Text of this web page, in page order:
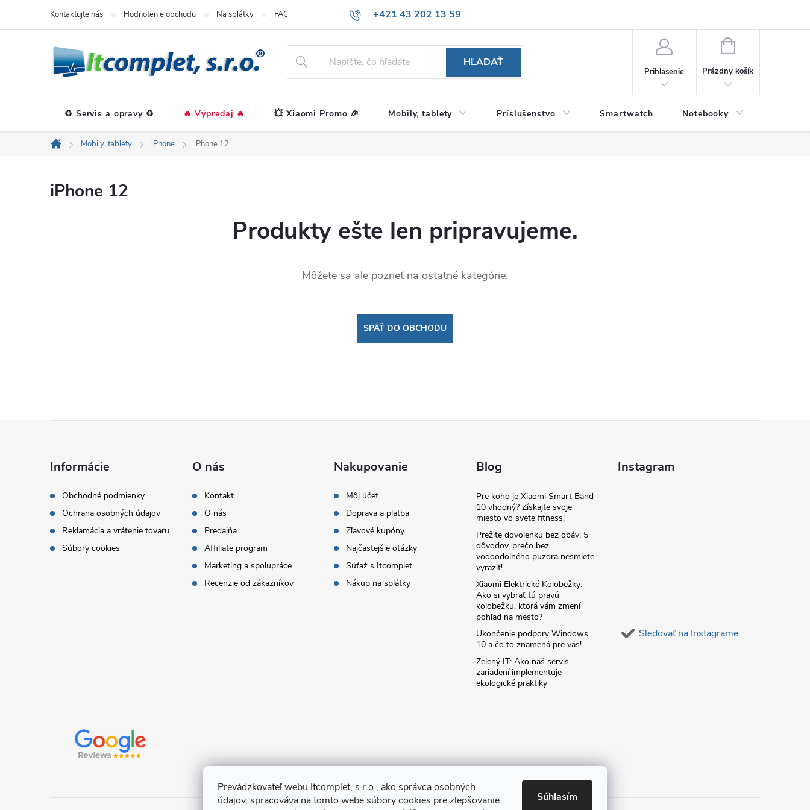
Prevádzkovateľ webu Itcomplet, s.r.o., ako správca osobných
údajov, spracováva na tomto webe súbory cookies pre zlepšovanie
Súhlasím
+421 43 202 13 59
Kontaktujte nás Hodnotenie obchodu Na splátky FAQ
HĽADAŤ
Prihlásenie
NÁKUPNÝ
Prázdny košík
♻️ Servis a opravy ♻️ 🔥 Výpredaj 🔥 💥 Xiaomi Promo 🎉 Mobily, tablety Príslušenstvo Smartwatch Notebooky
Domov
Mobily, tablety iPhone iPhone 12
iPhone 12
Produkty ešte len pripravujeme.
Môžete sa ale pozrieť na ostatné kategórie.
SPÄŤ DO OBCHODU
Informácie
Obchodné podmienky
Ochrana osobných údajov
Reklamácia a vrátenie tovaru
Súbory cookies
O nás
Kontakt
O nás
Predajňa
Affiliate program
Marketing a spolupráce
Recenzie od zákazníkov
Nakupovanie
Môj účet
Doprava a platba
Zľavové kupóny
Najčastejšie otázky
Súťaž s Itcomplet
Nákup na splátky
Blog
Pre koho je Xiaomi Smart Band
10 vhodný? Získajte svoje
miesto vo svete fitness!
Prežite dovolenku bez obáv: 5
dôvodov, prečo bez
vodoodolného puzdra nesmiete
vyraziť!
Xiaomi Elektrické Kolobežky:
Ako si vybrať tú pravú
kolobežku, ktorá vám zmení
pohľad na mesto?
Ukončenie podpory Windows
10 a čo to znamená pre vás!
Zelený IT: Ako náš servis
zariadení implementuje
ekologické praktiky
Instagram
Sledovať na Instagrame